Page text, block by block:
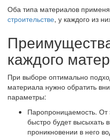
Оба типа материалов
строительстве, у каждого из
каждого
При выборе оптимально
материала нужно обратить
параметры:
Паропроницаемость. От
быстро будет высыхать
проникновении в него